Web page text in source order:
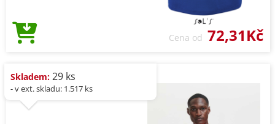
Cena od 72,31Kč
Skladem: 29 ks
- v ext. skladu: 1.517 ks